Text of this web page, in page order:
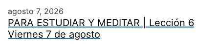
agosto 7, 2026
PARA ESTUDIAR Y MEDITAR | Lección 6
Viernes 7 de agosto